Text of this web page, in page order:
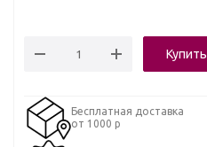
Купить
Бесплатная доставка
от 1000 р